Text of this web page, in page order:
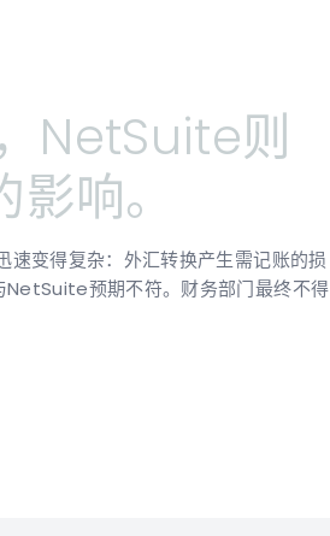
NetSuite则
响。
变得复杂：外汇转换产生需记账的损
NetSuite预期不符。财务部门最终不得